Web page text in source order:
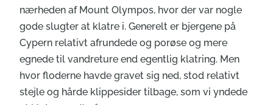
nærheden af Mount Olympos, hvor der var nogle
gode slugter at klatre i. Generelt er bjergene på
Cypern relativt afrundede og porøse og mere
egnede til vandreture end egentlig klatring. Men
hvor floderne havde gravet sig ned, stod relativt
stejle og hårde klippesider tilbage, som vi yndede